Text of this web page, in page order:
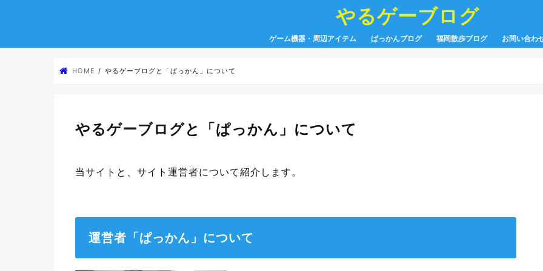
やるゲーブログ
ゲーム機器・周辺アイテム ぱっかんブログ 福岡散歩ブログ お問い合わ
HOME やるゲーブログと「ぱっかん」について
やるゲーブログと「ぱっかん」について
当サイトと、サイト運営者について紹介します。
運営者「ぱっかん」について